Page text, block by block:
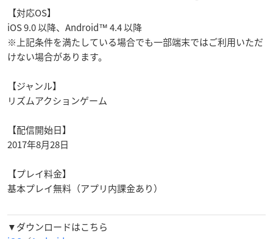
【対応OS】
iOS 9.0 以降、Android™ 4.4 以降
※上記条件を満たしている場合でも一部端末ではご利用いただ
けない場合があります。
【ジャンル】
リズムアクションゲーム
【配信開始日】
2017年8月28日
【プレイ料金】
基本プレイ無料（アプリ内課金あり）
▼ダウンロードはこちら